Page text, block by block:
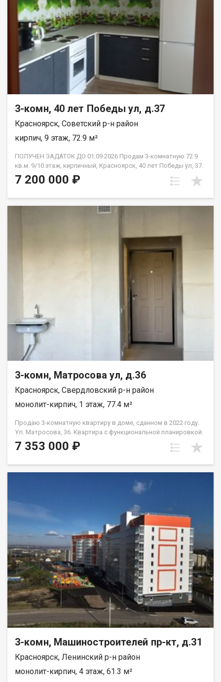
3-комн, 40 лет Победы ул, д.37
Красноярск, Советский р-н район
кирпич, 9 этаж, 72.9 м²
ПОЛУЧЕН ЗАДАТОК ДО 01.09.2026 Продам 3-комнатную 72.9
кв.м. 9/10 этаж, кирпичный, Красноярск, 40 лет Победы ул, 37.
Дом 2018 года постройки. Отделка от застройщика. Комнаты
изолированные: 13.4 м2 + 13.4 м2 + 18 м2., кухня 12.9 м2.,в
2.65 м2. Новым владельцам остаётся вся мебель, которая
безопасное пространство. · Детская поликлиника — 5 минут
пешком. · 2 детских сада — 6 минут пешком. · Школа — 12 минут
неспешной прогулки. Всё необходимое для роста и развития
ребенка — в шаговой доступности, без необходимости
обременений. Рассмотрим все виды расчёта. Полное юр
сопровождение сделки. Помощь в оформлении ипотеки.
Квартира на ключах, покажу в удобное для вас время по
договорённости.
7 200 000 ₽
3-комн, Матросова ул, д.36
Красноярск, Свердловский р-н район
монолит-кирпич, 1 этаж, 77.4 м²
Продаю 3-комнатную квартиру в доме, сданном в 2022 году.
Ул. Матросова, 36. Квартира с функциональной планировкой:
• три отдельные комнаты; • отдельная кухня; • два санузла.
Состояние — получистовая отделка: выполнена стяжка пола,
отделку по своему вкусу. Первый этаж — удобно для семей с
улицу). Балкон отсутствует, но это компенсируется отличной
планировкой и тёплыми полами. Условия покупки: • подходит
любой вид расчёта (ипотека, наличные, материнский капитал);
• возможна рассрочка; • покупатель комиссию не оплачивает.
Звоните, отвечу на все вопросы, организую показ.
7 353 000 ₽
3-комн, Машиностроителей пр-кт, д.31
Красноярск, Ленинский р-н район
монолит-кирпич, 4 этаж, 61.3 м²